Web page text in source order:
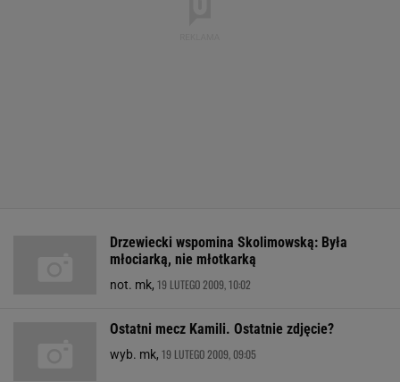
Drzewiecki wspomina Skolimowską: Była
młociarką, nie młotkarką
not. mk, 19 LUTEGO 2009, 10:02
Ostatni mecz Kamili. Ostatnie zdjęcie?
wyb. mk, 19 LUTEGO 2009, 09:05